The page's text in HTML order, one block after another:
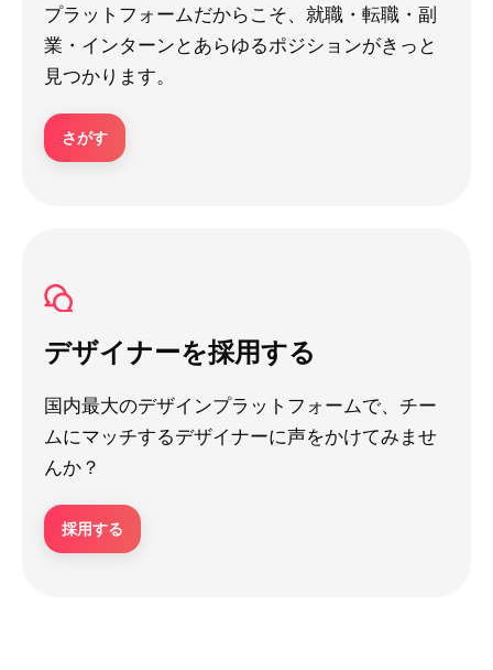
プラットフォームだからこそ、就職・転職・副
業・インターンとあらゆるポジションがきっと
見つかります。
さがす
デザイナーを採用する
国内最大のデザインプラットフォームで、チー
ムにマッチするデザイナーに声をかけてみませ
んか？
採用する